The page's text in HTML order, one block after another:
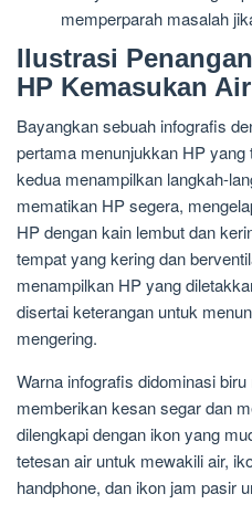
memperparah masalah
Ilustrasi
HP Kemasukan Air
Bayangkan sebuah infografis
pertama menunjukkan HP yang
kedua menampilkan langkah-
mematikan HP segera,
HP dengan kain lembut dan
tempat yang kering dan
menampilkan HP yang
disertai keterangan untuk
mengering.
Warna infografis didominasi
memberikan kesan segar dan
dilengkapi dengan ikon yang
tetesan air untuk mewakili air,
handphone, dan ikon jam pasir